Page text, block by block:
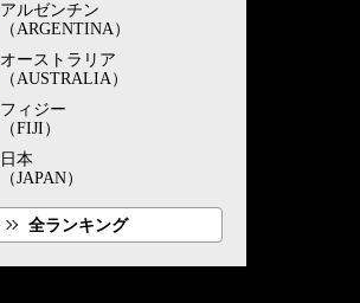
アルゼンチン
（ARGENTINA）
オーストラリア
（AUSTRALIA）
フィジー
（FIJI）
日本
（JAPAN）
全ランキング